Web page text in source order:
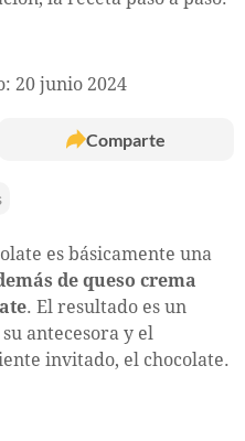
20 junio 2024
Comparte
es básicamente una
de queso crema
. El resultado es un
antecesora y el
invitado, el chocolate.